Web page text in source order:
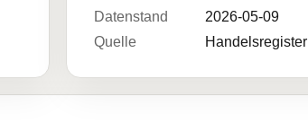
Datenstand
2026-05-09
Quelle
Handelsregister